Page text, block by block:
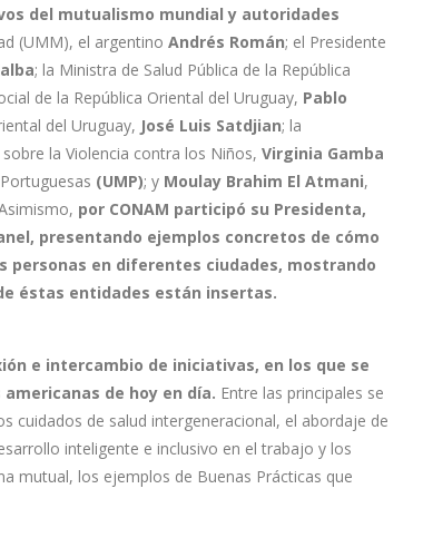
del mutualismo mundial y autoridades
(UMM), el argentino Andrés Román; el Presidente
; la Ministra de Salud Pública de la República
de la República Oriental del Uruguay, Pablo
del Uruguay, José Luis Satdjian; la
sobre la Violencia contra los Niños, Virginia Gamba
(UMP); y Moulay Brahim El Atmani,
por CONAM participó su Presidenta,
presentando ejemplos concretos de cómo
en diferentes ciudades, mostrando
éstas entidades están insertas.
e intercambio de iniciativas, en los que se
de hoy en día. Entre las principales se
cuidados de salud intergeneracional, el abordaje de
inteligente e inclusivo en el trabajo y los
mutual, los ejemplos de Buenas Prácticas que